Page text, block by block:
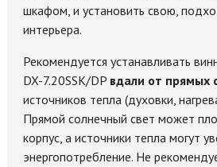
шкафом, и установить свою,
интерьера.
Рекомендуется устанавливать
DX-7.20SSK/DP вдали от прямых
источников тепла (духовки,
Прямой солнечный свет может
корпус, а источники тепла могут
энергопотребление. Не